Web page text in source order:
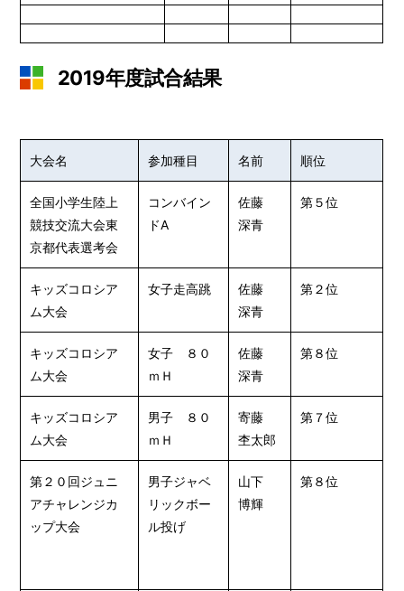
2019年度試合結果
大会名 参加種目 名前 順位
全国小学生陸上
競技交流大会東
京都代表選考会
コンバイン
ドA
佐藤
深青
第５位
キッズコロシア
ム大会
女子走高跳
佐藤
深青
第２位
キッズコロシア
ム大会
女子 ８０
ｍＨ
佐藤
深青
第８位
キッズコロシア
ム大会
男子 ８０
ｍＨ
寄藤
杢太郎
第７位
第２０回ジュニ
アチャレンジカ
ップ大会
男子ジャベ
リックボー
ル投げ
山下
博輝
第８位